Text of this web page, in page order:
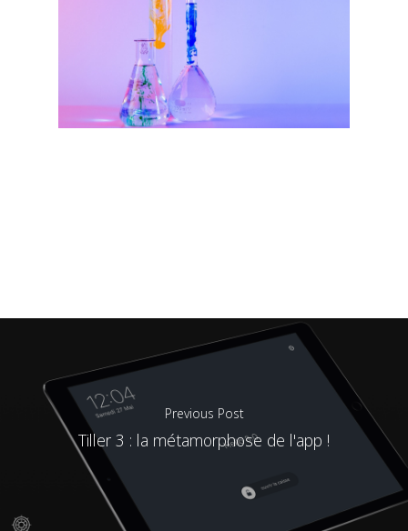
Previous Post
Tiller 3 : la métamorphose de l'app !